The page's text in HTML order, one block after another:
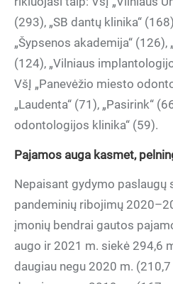
(293), „SB dantų klinika“
„Šypsenos akademija“
(124), „Vilniaus
VšĮ „Panevėžio miesto
„Laudenta“ (71), „Pasirink“
odontologijos klinika“ (59).
Pajamos auga kasmet,
Nepaisant gydymo paslaugų
pandeminių ribojimų
įmonių bendrai gautos
augo ir 2021 m. siekė 294,6
daugiau negu 2020 m.